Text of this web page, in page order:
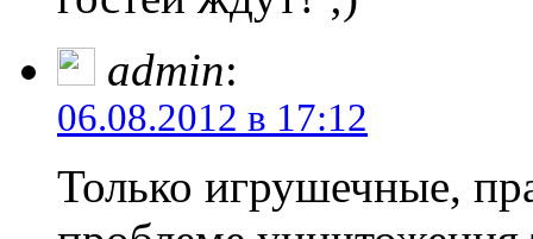
admin:
06.08.2012 в 17:12
Только игрушечные,